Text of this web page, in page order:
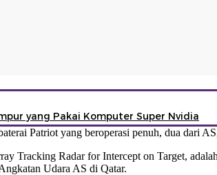
yang Pakai Komputer Super Nvidia
Patriot yang beroperasi penuh, dua dari
Tracking Radar for Intercept on Target,
Udara AS di Qatar.